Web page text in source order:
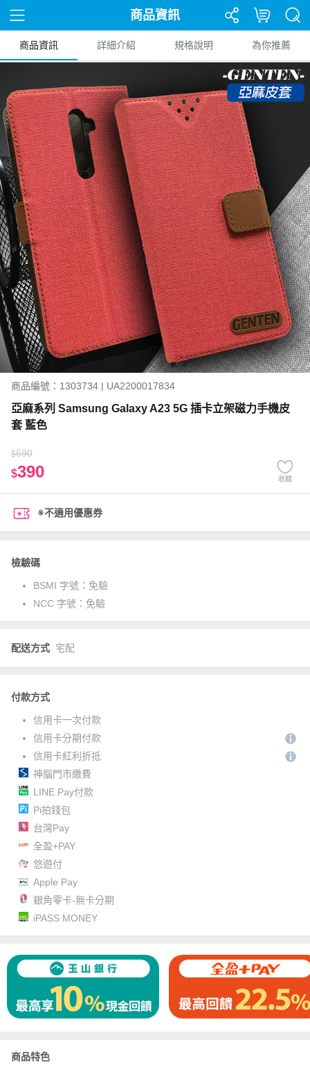
商品資訊
商品資訊 詳細介紹 規格說明 為你推薦
商品編號：1303734 | UA2200017834
亞麻系列 Samsung Galaxy A23 5G 插卡立架磁力手機皮
套 藍色
$590
$390 收藏
※不適用優惠券
檢驗碼
BSMI 字號： 免驗
NCC 字號： 免驗
配送方式 宅配
付款方式
信用卡一次付款
信用卡分期付款
信用卡紅利折抵
神腦門市繳費
LINE Pay付款
Pi拍錢包
台灣Pay
全盈+PAY
悠遊付
Apple Pay
銀角零卡-無卡分期
iPASS MONEY
商品特色